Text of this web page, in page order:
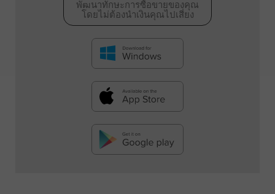
พัฒนาทักษะการซื้อขายของคุณ
โดยไม่ต้องนำเงินคุณไปเสี่ยง